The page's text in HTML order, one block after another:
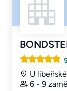
U
6 - 9